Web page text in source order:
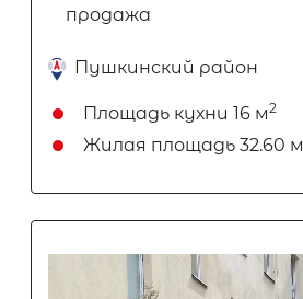
продажа
Пушкинский район
Площадь кухни 16 м2
Жилая площадь 32.60 м